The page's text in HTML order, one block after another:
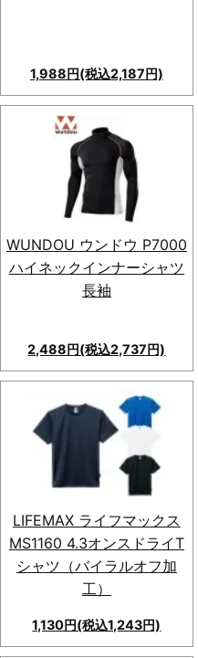
1,988円(税込2,187円)
WUNDOU ウンドウ P7000
ハイネックインナーシャツ
長袖
2,488円(税込2,737円)
LIFEMAX ライフマックス
MS1160 4.3オンスドライT
シャツ（バイラルオフ加
工）
1,130円(税込1,243円)